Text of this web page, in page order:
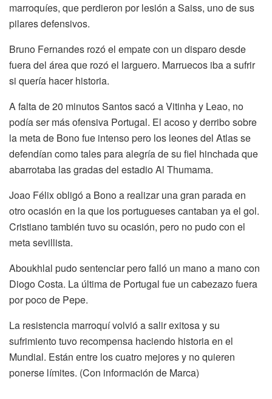
marroquíes, que perdieron por lesión a Saiss, uno de sus
pilares defensivos.
Bruno Fernandes rozó el empate con un disparo desde
fuera del área que rozó el larguero. Marruecos iba a sufrir
si quería hacer historia.
A falta de 20 minutos Santos sacó a Vitinha y Leao, no
podía ser más ofensiva Portugal. El acoso y derribo sobre
la meta de Bono fue intenso pero los leones del Atlas se
defendían como tales para alegría de su fiel hinchada que
abarrotaba las gradas del estadio Al Thumama.
Joao Félix obligó a Bono a realizar una gran parada en
otro ocasión en la que los portugueses cantaban ya el gol.
Cristiano también tuvo su ocasión, pero no pudo con el
meta sevillista.
Aboukhlal pudo sentenciar pero falló un mano a mano con
Diogo Costa. La última de Portugal fue un cabezazo fuera
por poco de Pepe.
La resistencia marroquí volvió a salir exitosa y su
sufrimiento tuvo recompensa haciendo historia en el
Mundial. Están entre los cuatro mejores y no quieren
ponerse límites. (Con información de Marca)